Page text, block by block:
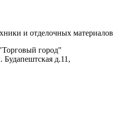
и отделочных материалов
город"
д.11,